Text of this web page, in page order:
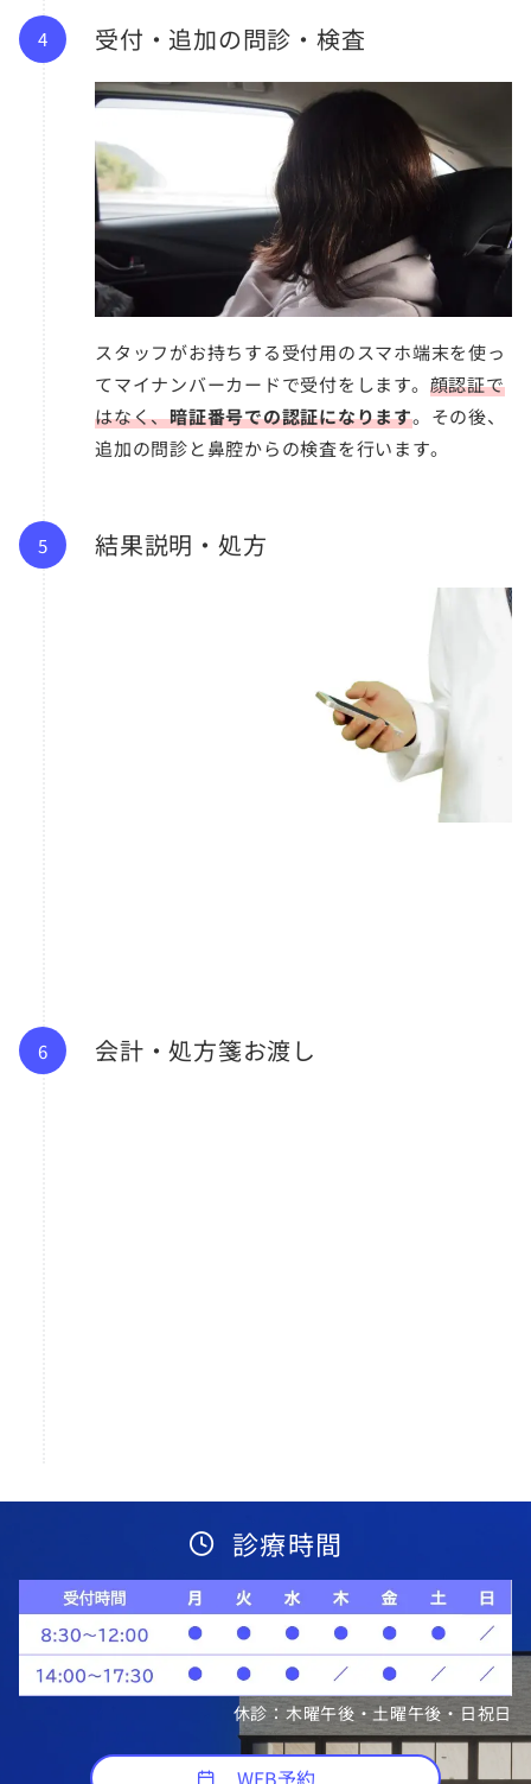
受付・追加の問診・検査
スタッフがお持ちする受付用のスマホ端末を使っ
てマイナンバーカードで受付をします。 顔認証で
はなく、暗証番号での認証になります。その後、
追加の問診と鼻腔からの検査を行います。
結果説明・処方
会計・処方箋お渡し
診療時間
休診：木曜午後・土曜午後・日祝日
WEB予約